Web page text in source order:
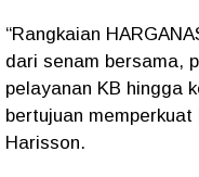
“Rangkaian
dari senam bersama,
pelayanan KB hingga
bertujuan
Harisson.